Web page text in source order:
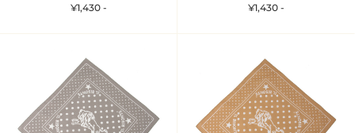
¥1,430 -
¥1,430 -